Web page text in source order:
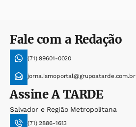
Fale com a Redação
(71) 99601-0020
jornalismoportal@grupoatarde.com.br
AssineA TARDE
Salvador e Região Metropolitana
(71) 2886-1613